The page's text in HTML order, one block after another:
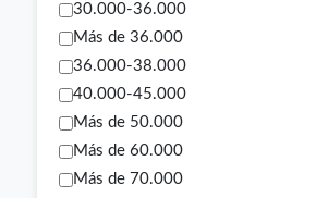
30.000-36.000
Más de 36.000
36.000-38.000
40.000-45.000
Más de 50.000
Más de 60.000
Más de 70.000